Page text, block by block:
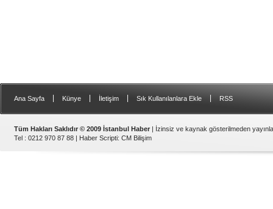
Ana Sayfa Künye İletişim Sık Kullanılanlara Ekle RSS
Tüm Hakları Saklıdır © 2009 İstanbul Haber | İzinsiz ve kaynak gösterilmeden
Tel : 0212 970 87 88 | Haber Scripti: CM Bilişim